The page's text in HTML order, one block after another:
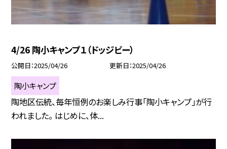
4/26 陶小キャンプ１（ドッジビー）
公開日 2025/04/26 更新日 2025/04/26
陶小キャンプ
陶地区伝統、毎年恒例のお楽しみ行事「陶小キャンプ」が行
われました。 はじめに、体...